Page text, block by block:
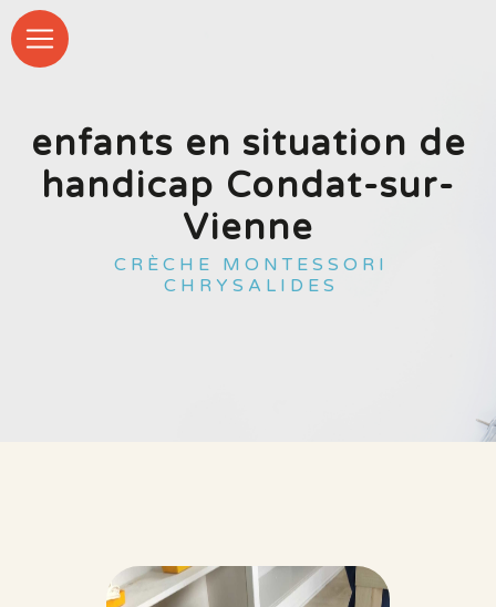
enfants en situation de
handicap Condat-sur-
Vienne
CRÈCHE MONTESSORI
CHRYSALIDES
Panneau de gestion des cookies